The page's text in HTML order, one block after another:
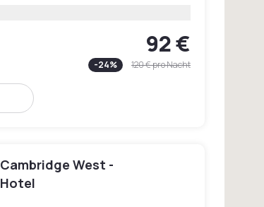
92 €
-24% 120 €pro Nacht
West -